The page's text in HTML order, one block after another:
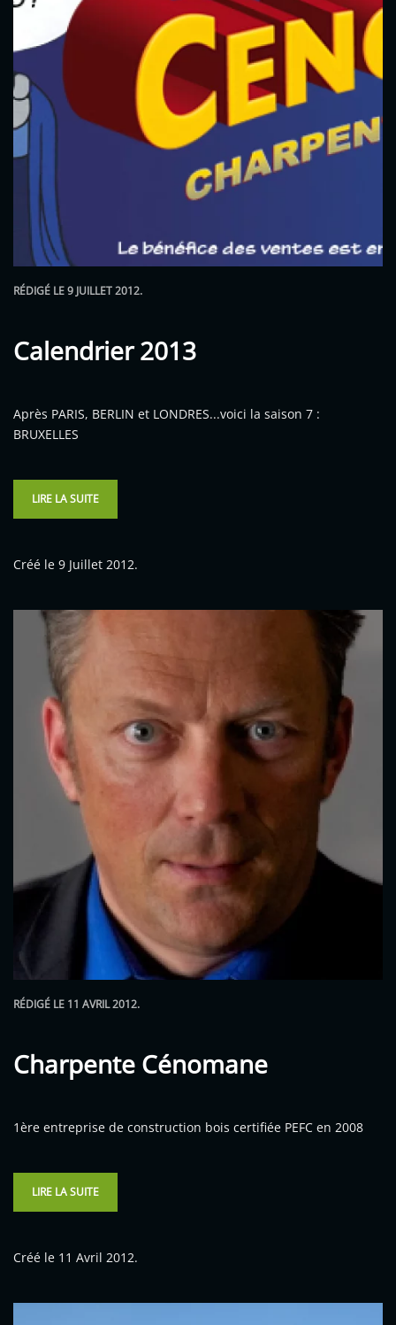
RÉDIGÉ LE9 JUILLET 2012.
Calendrier 2013
Après PARIS, BERLIN et LONDRES...voici la saison 7 :
BRUXELLES
LIRE LA SUITE
Créé le 9 Juillet 2012.
RÉDIGÉ LE 11 AVRIL 2012.
Charpente Cénomane
1ère entreprise de construction bois certifiée PEFC en 2008
LIRE LA SUITE
Créé le 11 Avril 2012.